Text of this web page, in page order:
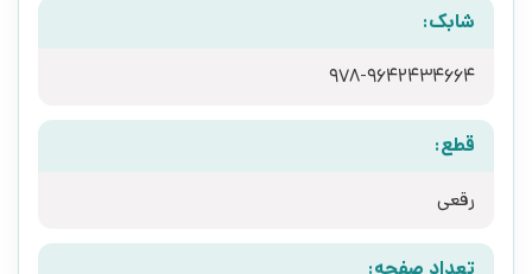
شابک:
978-9642434664
قطع:
رقعی